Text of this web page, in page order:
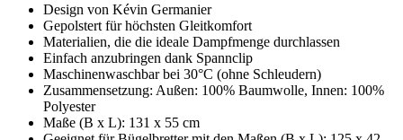
Design von Kévin Germanier
Gepolstert für höchsten Gleitkomfort
Materialien, die die ideale Dampfmenge durchlassen
Einfach anzubringen dank Spannclip
Maschinenwaschbar bei 30°C (ohne Schleudern)
Zusammensetzung: Außen: 100% Baumwolle, Innen: 100%
Polyester
Maße (B x L): 131 x 55 cm